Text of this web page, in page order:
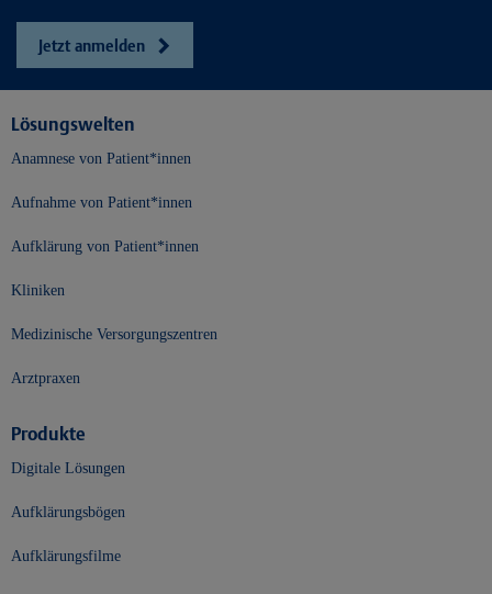
Jetzt anmelden
Lösungswelten
Anamnese von Patient*innen
Aufnahme von Patient*innen
Aufklärung von Patient*innen
Kliniken
Medizinische Versorgungszentren
Arztpraxen
Produkte
Digitale Lösungen
Aufklärungsbögen
Aufklärungsfilme